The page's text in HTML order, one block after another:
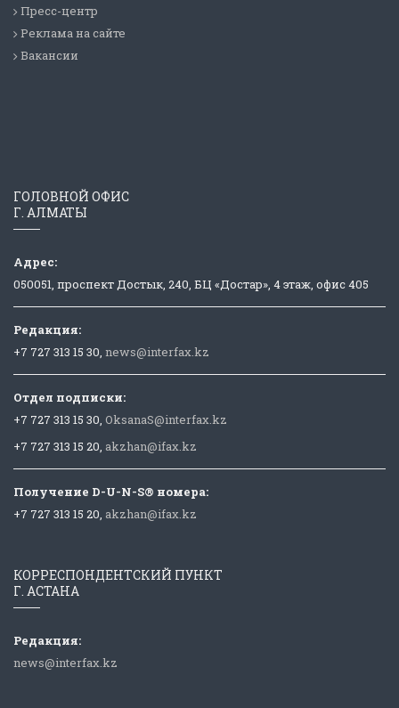
Пресс-центр
Реклама на сайте
Вакансии
ГОЛОВНОЙ ОФИС
Г. АЛМАТЫ
Адрес:
050051, проспект Достык, 240, БЦ «Достар», 4 этаж, офис 405
Редакция:
+7 727 313 15 30, news@interfax.kz
Отдел подписки:
+7 727 313 15 30, OksanaS@interfax.kz
+7 727 313 15 20, akzhan@ifax.kz
Получение D-U-N-S® номера:
+7 727 313 15 20, akzhan@ifax.kz
КОРРЕСПОНДЕНТСКИЙ ПУНКТ
Г. АСТАНА
Редакция:
news@interfax.kz